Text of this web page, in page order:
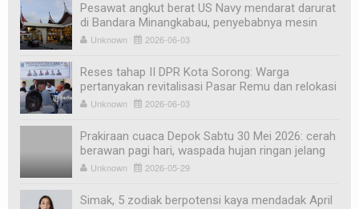
Pesawat angkut berat US Navy mendarat darurat
di Bandara Minangkabau, penyebabnya mesin
matiUnknown 2026-06-03
Reses tahap II DPR Kota Sorong: Warga
pertanyakan revitalisasi Pasar Remu dan relokasi
pedagang
Unknown 2026-06-03
Prakiraan cuaca Depok Sabtu 30 Mei 2026: cerah
berawan pagi hari, waspada hujan ringan jelang
soreUnknown 2026-05-29
Simak, 5 zodiak berpotensi kaya mendadak April